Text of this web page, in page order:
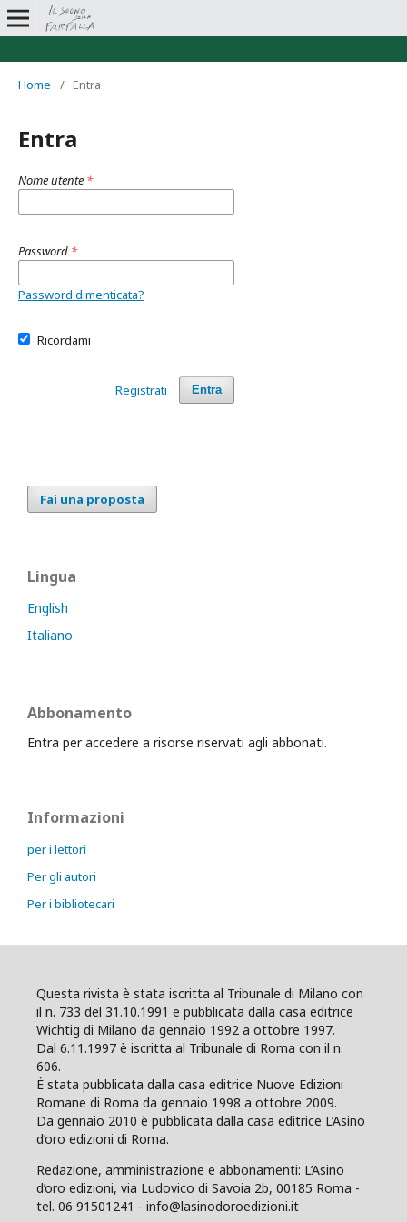
Home / Entra
Entra
Nome utente *
Password *
Password dimenticata?
Ricordami
Entra
Registrati
Fai una proposta
Lingua
English
Italiano
Abbonamento
Entra per accedere a risorse riservati agli abbonati.
Informazioni
per i lettori
Per gli autori
Per i bibliotecari
Questa rivista è stata iscritta al Tribunale di Milano con
il n. 733 del 31.10.1991 e pubblicata dalla casa editrice
Wichtig di Milano da gennaio 1992 a ottobre 1997.
Dal 6.11.1997 è iscritta al Tribunale di Roma con il n.
606.
È stata pubblicata dalla casa editrice Nuove Edizioni
Romane di Roma da gennaio 1998 a ottobre 2009.
Da gennaio 2010 è pubblicata dalla casa editrice L’Asino
d’oro edizioni di Roma.
Redazione, amministrazione e abbonamenti: L’Asino
d’oro edizioni, via Ludovico di Savoia 2b, 00185 Roma -
tel. 06 91501241 - info@lasinodoroedizioni.it